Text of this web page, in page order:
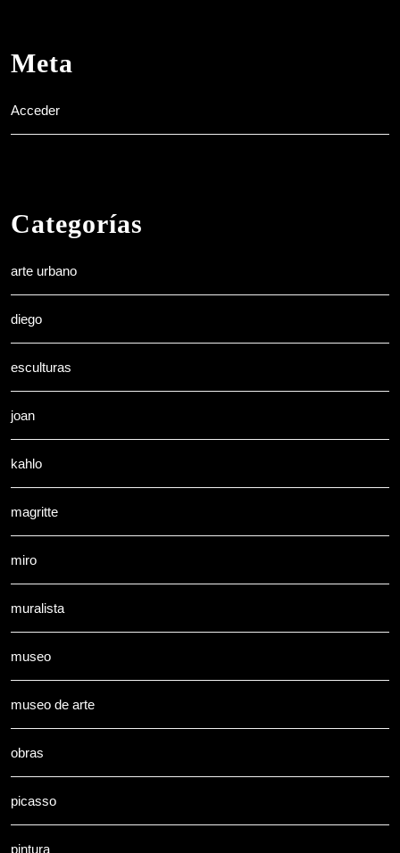
Meta
Acceder
Categorías
arte urbano
diego
esculturas
joan
kahlo
magritte
miro
muralista
museo
museo de arte
obras
picasso
pintura